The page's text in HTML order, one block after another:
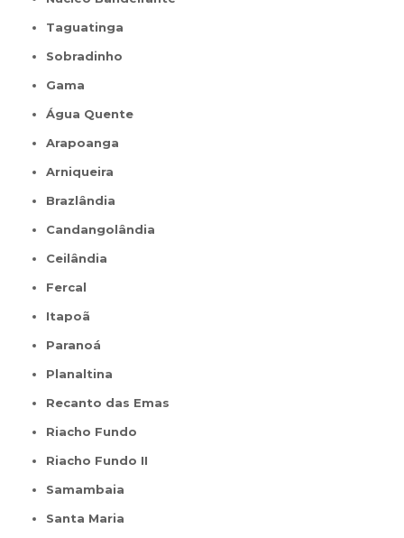
Taguatinga
Sobradinho
Gama
Água Quente
Arapoanga
Arniqueira
Brazlândia
Candangolândia
Ceilândia
Fercal
Itapoã
Paranoá
Planaltina
Recanto das Emas
Riacho Fundo
Riacho Fundo II
Samambaia
Santa Maria